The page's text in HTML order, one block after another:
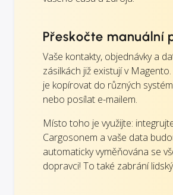
Přeskočte manuální
Vaše kontakty, objednávky a
zásilkách již existují v
je kopírovat do různých
nebo posílat e-mailem.
Místo toho je využijte:
Cargosonem a vaše data
automaticky vyměňována se
dopravci! To také zabrání